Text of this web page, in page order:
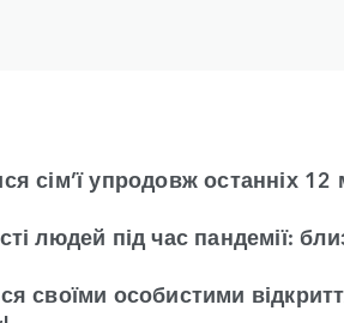
упродовж останніх 12
людей під час пандемії:
своїми особистими